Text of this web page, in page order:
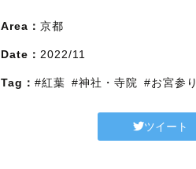
Area： 京都
Date： 2022/11
Tag： #紅葉 #神社・寺院 #お宮参り
ツイート